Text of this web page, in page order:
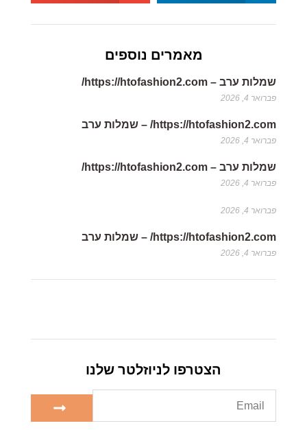
מאמרים נוספים
שמלות ערב – https://htofashion2.com/
פברואר 4, 2026
https://htofashion2.com/ – שמלות ערב
פברואר 4, 2026
שמלות ערב – https://htofashion2.com/
פברואר 4, 2026
פברואר 4, 2026
https://htofashion2.com/ – שמלות ערב
פברואר 4, 2026
הצטרפו לניוזלטר שלנו